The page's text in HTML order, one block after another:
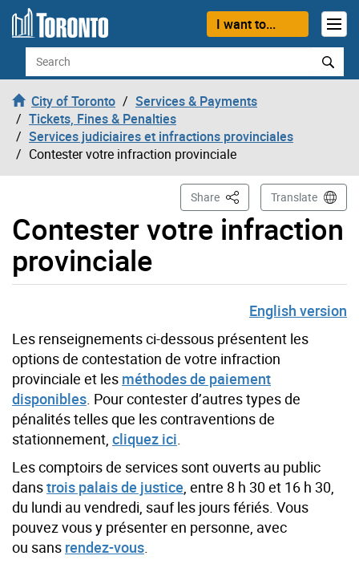
Skip to content
I want to...
Search
City of Toronto
Services & Payments
Tickets, Fines & Penalties
Services judiciaires et infractions provinciales
Contester votre infraction provinciale
Contester votre infraction
provinciale
Share This PageTranslate
English version
Les renseignements ci-dessous présentent les
options de contestation de votre infraction
provinciale et les méthodes de paiement
disponibles . Pour contester d’autres types de
pénalités telles que les contraventions de
stationnement, cliquez ici
Les comptoirs de services sont ouverts au public
danstrois palais de justice entre 8 h 30 et 16 h 30,
du lundi au vendredi, sauf les jours fériés. Vous
pouvez vous y présenter en personne, avec
ou sans rendez-vous